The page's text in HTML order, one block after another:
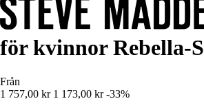
för kvinnor Rebella-S
Från
1 757,00 kr 1 173,00 kr -33%